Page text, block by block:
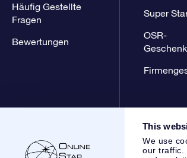
This
We use
our traffic.
Häufig Gestellte
Fragen
Bewertungen
Super
OSR-